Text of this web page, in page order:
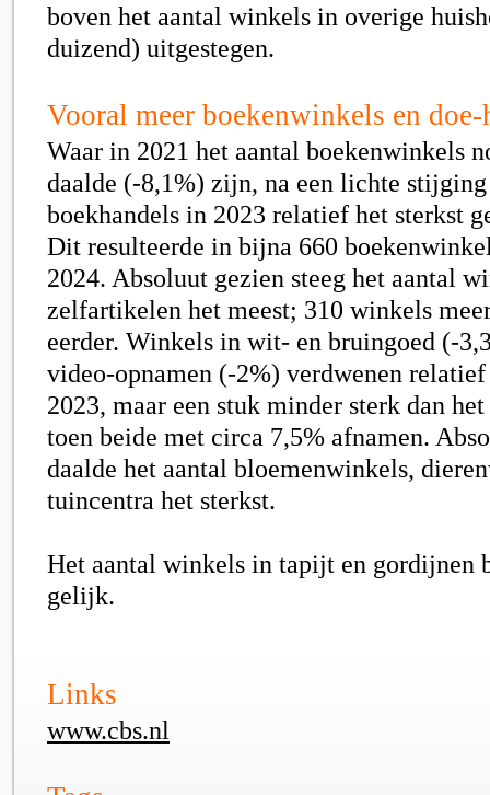
boven het aantal winkels in overige
duizend) uitgestegen.
Vooral meer boekenwinkels en
Waar in 2021 het aantal boekenwinkels
daalde (-8,1%) zijn, na een lichte
boekhandels in 2023 relatief het sterkst
Dit resulteerde in bijna 660
2024. Absoluut gezien steeg het aantal
zelfartikelen het meest; 310 winkels
eerder. Winkels in wit- en bruingoed (-
video-opnamen (-2%) verdwenen
2023, maar een stuk minder sterk dan
toen beide met circa 7,5% afnamen.
daalde het aantal bloemenwinkels,
tuincentra het sterkst.
Het aantal winkels in tapijt en gordijnen
gelijk.
Links
www.cbs.nl